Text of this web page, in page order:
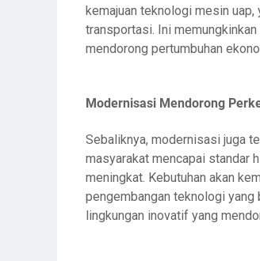
kemajuan teknologi mesin
transportasi. Ini
mendorong pertumbuhan
Modernisasi Mendorong
Sebaliknya, modernisasi juga
masyarakat mencapai standar
meningkat. Kebutuhan akan
pengembangan teknologi
lingkungan inovatif yang